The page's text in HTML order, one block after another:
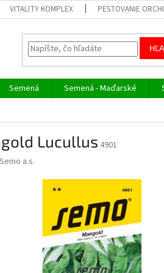
VITALITY KOMPLEX PESTOVANIE
Semená Semená - Maďarské
Lucullus 4901
Semo a.s.